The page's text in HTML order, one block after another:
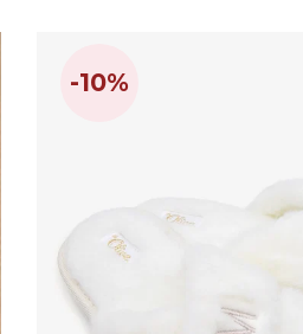
-10%